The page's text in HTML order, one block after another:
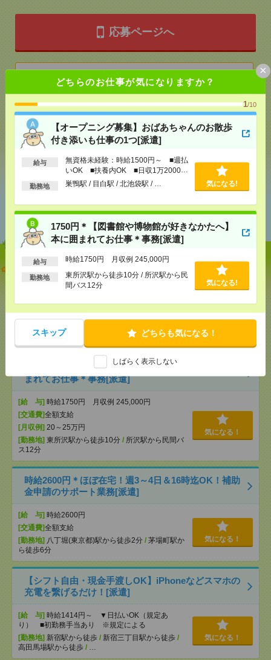
どちらのお仕事が気になりますか？
1/10
【オープニング募集】おばあちゃんのお散歩
付き添いも仕事の1つ[派遣]
給与
無資格未経験：時給1500円～ ■週払
いOK ■扶養内OK ■日収1万2000円
以上
勤務地 巣鴨駅 / 目白駅 / 北池袋駅 / … 気になる!
1750円＊【図書館や博物館が好きなかたへ】
本に囲まれてお仕事＊事務[派遣]
給与 時給1750円 月収例 245,000円
勤務地
東所沢駅から徒歩10分 / 所沢駅から民
間バス12分
気になる!
スキップ どちらも気になる！
しばらく表示しない
×
応募ページへ
気になる！
メールで送る LINEで送る
ツイート
あなたの閲覧履歴からの
おすすめ
【オープニング募集】おばあちゃんのお散歩付き添
いも仕事の1つ[派遣]
[給 与]無資格未経験：時給1500円～ ■週払い
OK ■扶養内OK ■日収1万2000円以上
交通費全額支給
[勤務地]巣鴨駅 北池袋駅/ …
1750円＊【図書館や博物館が好きなかたへ】本に囲
まれてお仕事＊事務[派遣]
[給 与] 時給1750円 月収例 245,000円
[交通費]全額支給
[月収例] 20～25万円
[勤務地] 東所沢駅から徒歩10分 / 所沢駅から民間バ
ス12分
気になる！
時給2600円＊ほぼ在宅！週3～4日＆16時迄OK！補助
金申請のサポート業務[派遣]
[給 与] 時給2600円
[交通費]全額支給
[勤務地] 八丁堀(東京都)駅から徒歩2分 / 茅場町駅か
ら徒歩6分
気になる！
【シフト自由・現金手渡しOK】iPhoneなどスマホの
充電を繋げるだけ！[派遣]
[給 与] 時給1414円～ ▼日払いOK（規定あ
り） ■初勤務手当あり ※規定による
[勤務地] 新宿駅から徒歩 / 新宿三丁目駅から徒歩 /
高田馬場駅から徒歩 / …
気になる！